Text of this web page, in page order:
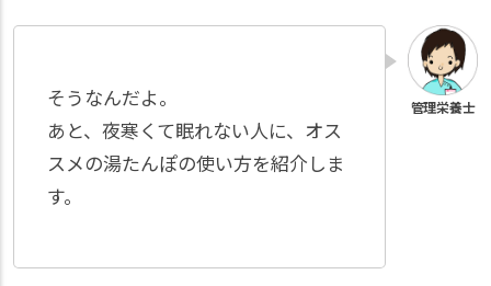
そうなんだよ。
あと、夜寒くて眠れない人に、オス
スメの湯たんぽの使い方を紹介しま
す。